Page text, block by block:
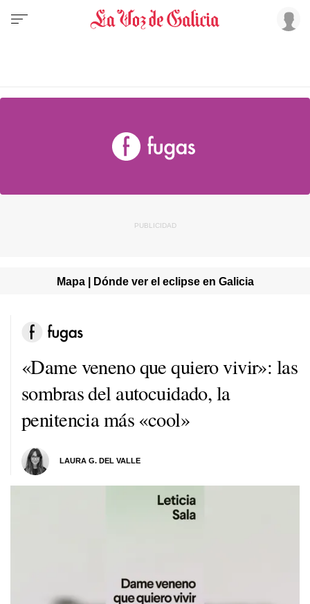
Mapa | Dónde ver el eclipse en Galicia
«Dame veneno que quiero vivir»: las
sombras del autocuidado, la
penitencia más «cool»
LAURA G. DEL VALLE